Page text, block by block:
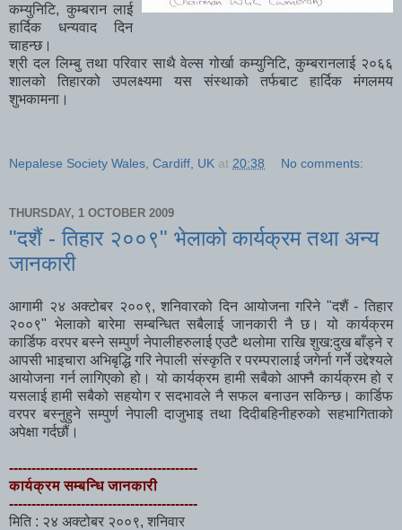
कम्युनिटि, कुम्बरान लाई
हार्दिक धन्यवाद दिन
चाहन्छ।
श्री दल लिम्बु तथा परिवार साथै वेल्स गोर्खा कम्युनिटि, कुम्बरानलाई २०६६
शालको तिहारको उपलक्ष्यमा यस संस्थाको तर्फबाट हार्दिक मंगलमय
शुभकामना।
Nepalese Society Wales, Cardiff, UK at 20:38 No comments:
THURSDAY, 1 OCTOBER 2009
"दशैं - तिहार २००९" भेलाको कार्यक्रम तथा अन्य
जानकारी
आगामी २४ अक्टोबर २००९, शनिवारको दिन आयोजना गरिने "दशैं - तिहार
२००९" भेलाको बारेमा सम्बन्धित सबैलाई जानकारी नै छ। यो कार्यक्रम
कार्डिफ वरपर बस्ने सम्पुर्ण नेपालीहरुलाई एउटै थलोमा राखि शुख:दुख बाँड्ने र
आपसी भाइचारा अभिबृद्धि गरि नेपाली संस्कृति र परम्परालाई जगेर्ना गर्ने उद्देश्यले
आयोजना गर्न लागिएको हो। यो कार्यक्रम हामी सबैको आफ्नै कार्यक्रम हो र
यसलाई हामी सबैको सहयोग र सदभावले नै सफल बनाउन सकिन्छ। कार्डिफ
वरपर बस्नुहुने सम्पुर्ण नेपाली दाजुभाइ तथा दिदीबहिनीहरुको सहभागिताको
अपेक्षा गर्दछौं।
------------------------------------------
कार्यक्रम सम्बन्धि जानकारी
------------------------------------------
मिति : २४ अक्टोबर २००९, शनिवार